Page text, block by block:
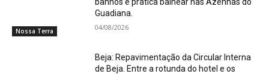
Nossa Terra
Guadiana.
04/08/2026
Beja: Repavimentação da Circular Interna
de Beja. Entre a rotunda do hotel e os